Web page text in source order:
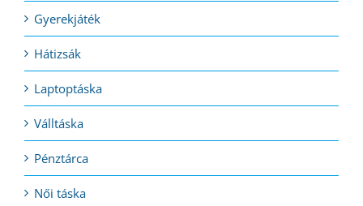
Gyerekjáték
Hátizsák
Laptoptáska
Válltáska
Pénztárca
Női táska